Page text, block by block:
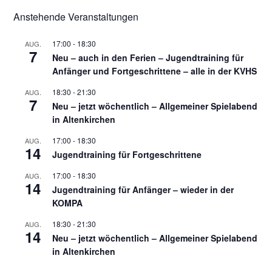
Anstehende Veranstaltungen
AUG.
7
17:00 - 18:30
Neu – auch in den Ferien – Jugendtraining für
Anfänger und Fortgeschrittene – alle in der KVHS
AUG.
7
18:30 -21:30
Neu – jetzt wöchentlich – Allgemeiner Spielabend
in Altenkirchen
AUG.
14
17:00 - 18:30
Jugendtraining für Fortgeschrittene
AUG.
14
17:00 - 18:30
Jugendtraining für Anfänger – wieder in der
KOMPA
AUG.
14
18:30 -21:30
Neu – jetzt wöchentlich – Allgemeiner Spielabend
in Altenkirchen